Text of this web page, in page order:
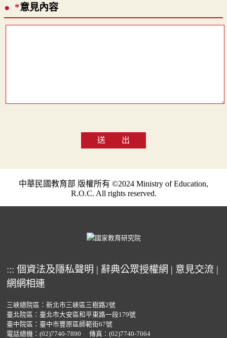
*意見內容
送 出
中華民國教育部 版權所有 ©2024 Ministry of Education,
R.O.C. All rights reserved.
::: 個資法及隱私聲明 | 辭典公眾授權網 | 意見交流 |
網網相連
三峽總院區：新北市三峽區三樹路2號
臺北院區：臺北市大安區和平東路一段179號
臺中院區：臺中市豐原區師範街67號
電話總機： (02)7740-7890 傳真：(02)7740-7064